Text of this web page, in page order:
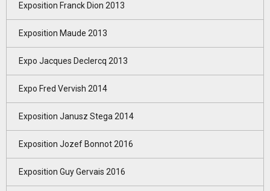
Exposition Franck Dion 2013
Exposition Maude 2013
Expo Jacques Declercq 2013
Expo Fred Vervish 2014
Exposition Janusz Stega 2014
Exposition Jozef Bonnot 2016
Exposition Guy Gervais 2016